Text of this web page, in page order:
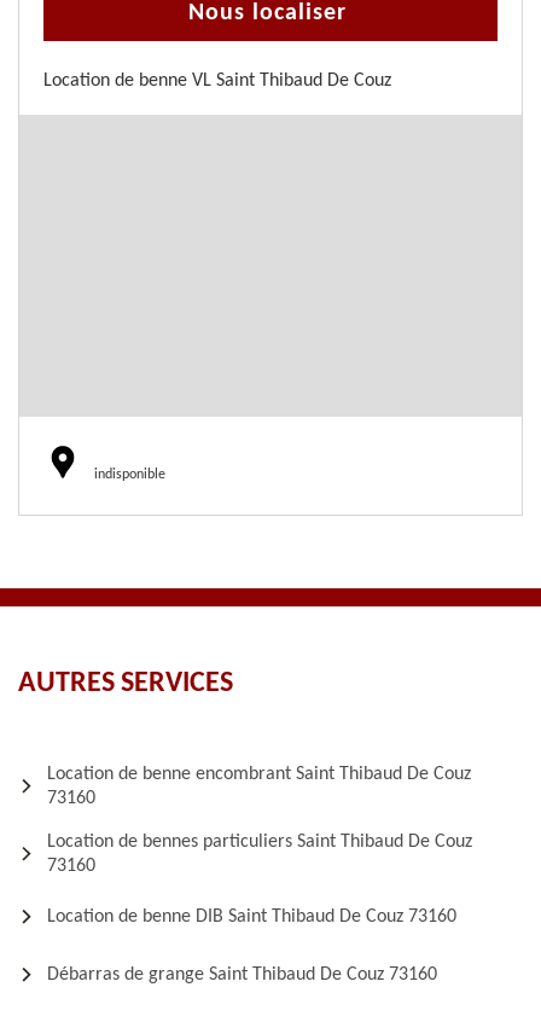
Nous localiser
Location de benne VL Saint Thibaud De Couz
indisponible
AUTRES SERVICES
Location de benne encombrant Saint Thibaud De Couz
73160
Location de bennes particuliers Saint Thibaud De Couz
73160
Location de benne DIB Saint Thibaud De Couz 73160
Débarras de grange Saint Thibaud De Couz 73160